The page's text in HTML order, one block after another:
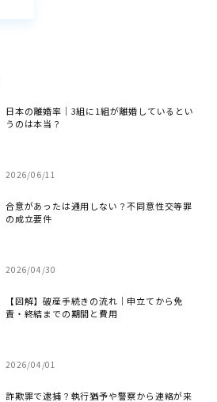
日本の離婚率｜3組に1組が離婚しているとい
うのは本当？
2026/06/11
合意があったは通用しない？不同意性交等罪
の成立要件
2026/04/30
【図解】破産手続きの流れ｜申立てから免
責・終結までの期間と費用
2026/04/01
詐欺罪で逮捕？執行猶予や警察から連絡が来